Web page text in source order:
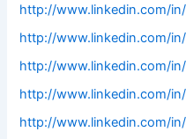
http://www.linkedin.com/
http://www.linkedin.com/
http://www.linkedin.com/
http://www.linkedin.com/
http://www.linkedin.com/